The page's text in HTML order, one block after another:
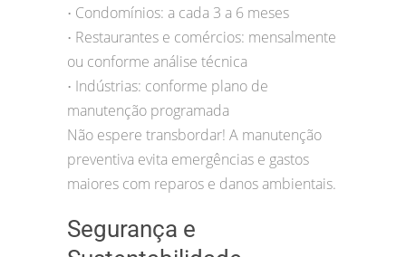
• Condomínios: a cada 3 a 6 meses
• Restaurantes e comércios: mensalmente
ou conforme análise técnica
• Indústrias: conforme plano de
manutenção programada
Não espere transbordar! A manutenção
preventiva evita emergências e gastos
maiores com reparos e danos ambientais.
Segurança e